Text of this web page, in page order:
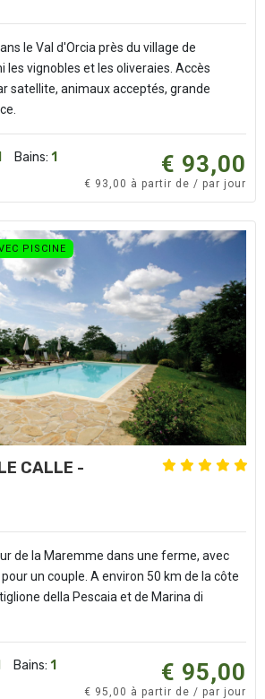
le Val d'Orcia près du village de
les vignobles et les oliveraies. Accès
satellite, animaux acceptés, grande
Bains: 1 € 93,00
€ 93,00 à partir de / par jour
PISCINE
CALLE -
de la Maremme dans une ferme, avec
un couple. A environ 50 km de la côte
della Pescaia et de Marina di
Bains: 1 € 95,00
€ 95,00 à partir de / par jour